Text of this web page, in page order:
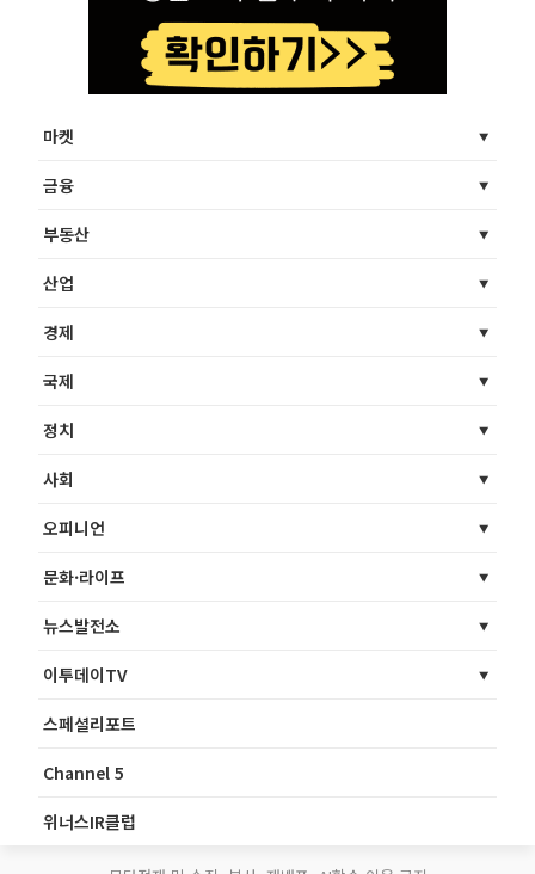
마켓
금융
부동산
산업
경제
국제
정치
사회
오피니언
문화·라이프
뉴스발전소
이투데이TV
스페셜리포트
Channel 5
위너스IR클럽